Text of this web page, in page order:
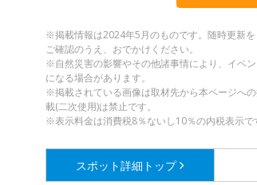
※掲載情報は2024年5月のものです。随時更新
ご確認のうえ、おでかけください。
※自然災害の影響やその他諸事情により、イベ
になる場合があります。
※掲載されている画像は取材先から本ページへ
載(二次使用)は禁止です。
※表示料金は消費税8％ないし10％の内税表示で
スポット詳細 トップ